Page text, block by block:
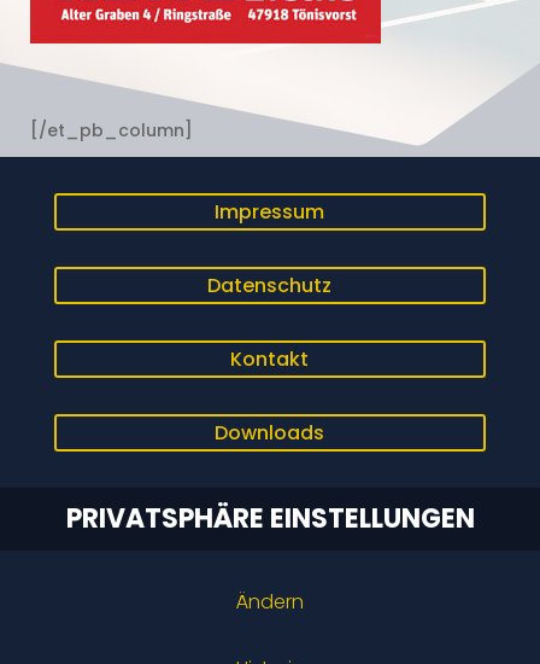
[/et_pb_column]
Impressum
Datenschutz
Kontakt
Downloads
PRIVATSPHÄRE EINSTELLUNGEN
Ändern